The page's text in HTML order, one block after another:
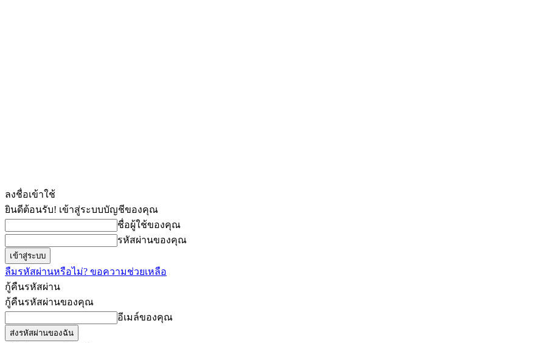
ลงชื่อเข้าใช้
ยินดีต้อนรับ! เข้าสู่ระบบบัญชีของคุณ
ชื่อผู้ใช้ของคุณ
รหัสผ่านของคุณ
ลืมรหัสผ่านหรือไม่? ขอความช่วยเหลือ
กู้คืนรหัสผ่าน
กู้คืนรหัสผ่านของคุณ
อีเมล์ของคุณ